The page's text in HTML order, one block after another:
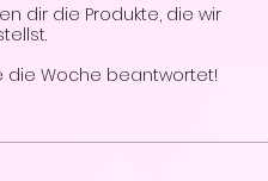
dir die Produkte, die wir